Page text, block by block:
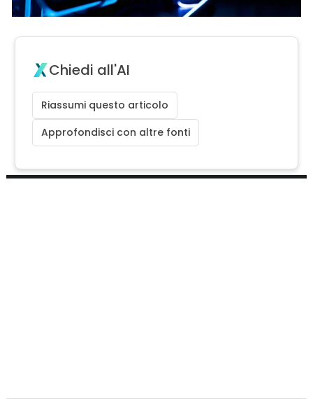
Chiedi all'AI
Riassumi questo articolo
Approfondisci con altre fonti